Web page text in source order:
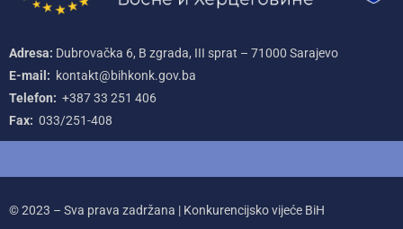
Adresa: Dubrovačka 6, B zgrada, III sprat – 71000‌ Sarajevo
E-mail: kontakt@bihkonk.gov.ba
Telefon: +387‌ 33‌ 251‌ 406
Fax: 033/251-408
© 2023 – Sva prava zadržana | Konkurencijsko vijeće BiH